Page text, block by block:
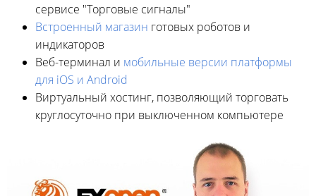
сервисе "Торговые сигналы"
Встроенный магазин готовых роботов и
индикаторов
Веб-терминал и мобильные версии платформы
для iOS и Android
Виртуальный хостинг, позволяющий торговать
круглосуточно при выключенном компьютере